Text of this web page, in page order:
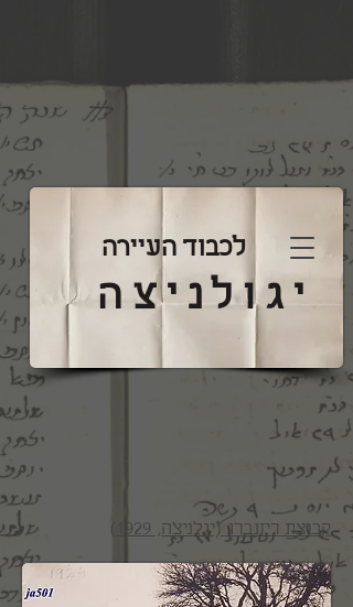
לכבוד העיירה
יגולניצה
קבוצת ריזנברג (יגלניצה, 1929)